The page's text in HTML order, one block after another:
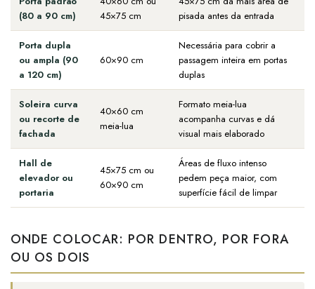
(80 a 90 cm)
45×75 cm
pisada antes da entrada
Porta dupla
ou ampla (90
a 120 cm)
60×90 cm
Necessária para cobrir a
passagem inteira em portas
duplas
Soleira curva
ou recorte de
fachada
40×60 cm
meia-lua
Formato meia-lua
acompanha curvas e dá
visual mais elaborado
Hall de
elevador ou
portaria
45×75 cm ou
60×90 cm
Áreas de fluxo intenso
pedem peça maior, com
superfície fácil de limpar
ONDE COLOCAR: POR DENTRO, POR FORA
OU OS DOIS